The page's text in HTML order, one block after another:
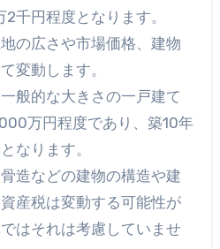
千円程度となります。
の広さや市場価格、建物
変動します。
般的な大きさの一戸建て
万円程度であり、築10年
なります。
造などの建物の構造や建
産税は変動する可能性が
はそれは考慮していませ